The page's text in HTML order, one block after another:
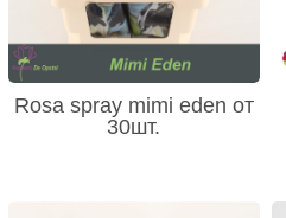
Rosa spray mimi eden от
30шт.